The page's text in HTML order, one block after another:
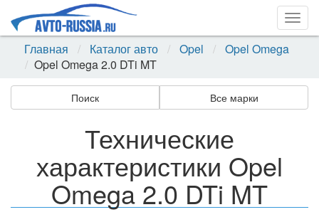
Главная
Каталог авто Opel
Opel Omega
Opel Omega 2.0 DTi MT
Поиск Все марки
Технические
характеристики Opel
Omega 2.0 DTi MT